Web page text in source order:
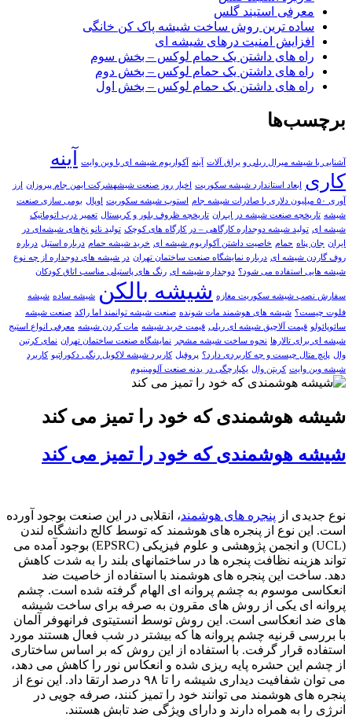
معرفی استیند گلس
ساده ترین روش ساخت شیشه پاک کن خانگی
افزایش امنیت درهای شیشه ای
راه های داشتن یک حمام لوکس – بخش سوم
راه های داشتن یک حمام لوکس – بخش دوم
راه های داشتن یک حمام لوکس – بخش اول
برچسب‌ها
آشنایی با شیشه میرال ریلی و یراق آلات آينه آکواریوم شیشه ای با وین وایت
آینه
کاری
ابعاد استاندارد شیشه سکوریت اخیار روز صنعت شیشهشرکت ایمن جام پیروزان
ارز
آوری ۵۰ میلیون دلاری با صادرات شیشه جام
استوپ شیشه سکوریت اوپال بومی سازی صنعت
شیشه تاریخچه صنعت شیشه در ایـران تاریخچه ظروف بلور و کریستال تعمیر درب اتوماتیک
شیشه ای تولید شیشه دوجداره کارگاهی – در کارگاه های کوچک تولید نانو نخ‌های شیشه‌ای در
ایران جان پناه حمام خاصیت داشتن آکواریوم شیشه ای خرید شیشه حمام درباره استیل درباره
روف گاردن شیشه ای درباره نمایشگاه صنعت ساختمان تهران در شیشه های دوجداره از چه نوع
شیشه هایی استفاده می شود؟ دوجداره شیشه ای رنگ های پاستیلی مناسب اتاق کودکان
سفارش نصب شیشه سکوریت مغازه شیشه بالکن شیشه ساده شیشه
فلوت چیست؟ شیشه های هوشمند مات شونده صنعت شیشه توانمند اما راکد صنعت شیشه
سائوپائولو قیمت آلاچیق شیشه ای ریلی قیمت خرید شیشه مات کردن شیشه معرفی انواع استیج
شیشه ای برای تالارها
نحوه ساخت شیشه مشجر نمایشگاه صنعت ساختمان تهران نمای کرتین
وال پانچ متال چیست و چه کاربردی دارد؟ پروفیل کاربرد شیشه لاکوبل رنگی دکوراتیو کاربرد
شیشه وین وایت کریتن وال یکپارچگی در بدنه صنعت آلومینیوم
شیشه هوشمندی که خود را تمیز می کند
شیشه هوشمندی که خود را تمیز می کند
نوع جدیدی از پنجره های هوشمند، انقلابی در این صنعت بوجود آورده
است. این نوع از پنجره های هوشمند که توسط کالج دانشگاه لندن
(UCL) و انجمن پژوهشی و علوم فیزیکی (EPSRC) بوجود آمده می
تواند هزینه نظافت پنجره ها در ساختمانهای بلند را به شدت کاهش
دهد. ساخت این پنجره های هوشمند با استفاده از خاصیت ضد
انعکاسی موسوم به چشم پروانه ای الهام گرفته شده است. چشم
پروانه ای یکی از روش های مقرون به صرفه برای ساخت شیشه
های ضد انعکاسی است. این روش توسط انستیتوی فرانهوفر آلمان
با بررسی قرنیه چشم پروانه ها که بیشتر در شب فعال هستند مورد
استفاده قرار گرفت. با استفاده از این روش که بر اساس ساختاری
از چشم این حشره پایه ریزی شده و انعکاس نور را کاهش می دهد،
می توان شفافیت دیداری شیشه را تا ۹۸ درصد ارتقا داد. این نوع از
پنجره های هوشمند می توانند خود را تمیز کنند، صرفه جویی در
انرژی را به همراه دارند و دارای ویژگی ضد تابش هستند.